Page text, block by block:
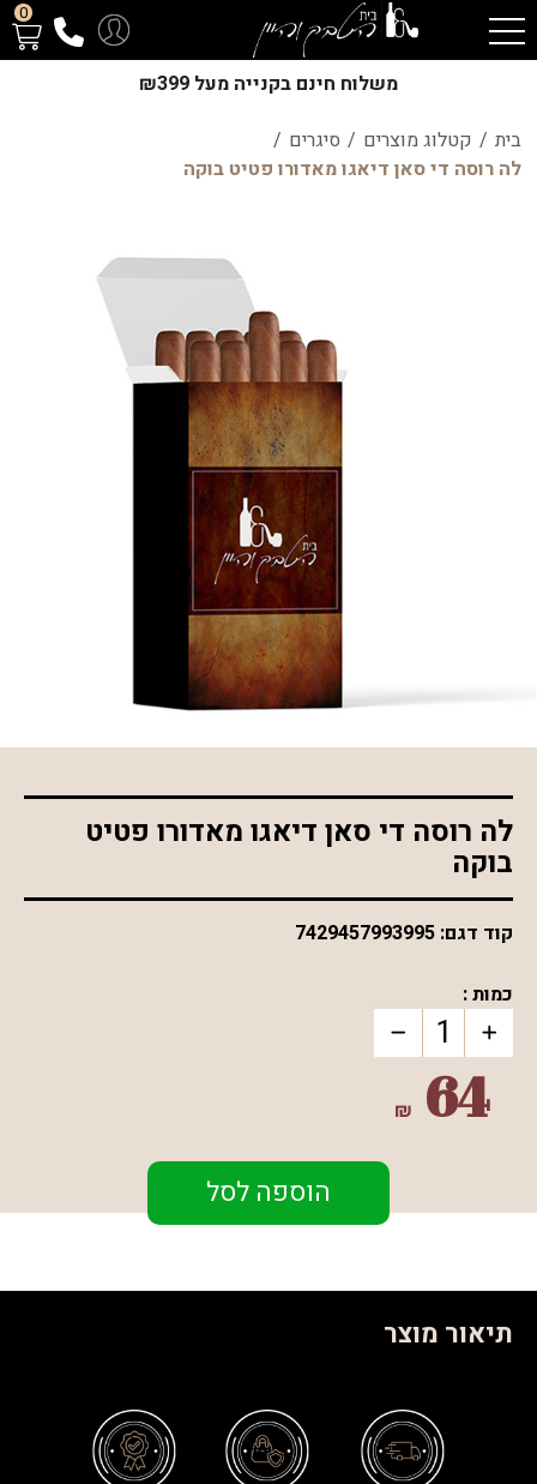
0
משלוח חינם בקנייה מעל ₪399
בית / קטלוג מוצרים / סיגרים /
לה רוסה די סאן דיאגו מאדורו פטיט בוקה
לה רוסה די סאן דיאגו מאדורו פטיט
בוקה
קוד דגם: 7429457993995
כמות :
64
₪
הוספה לסל
תיאור מוצר